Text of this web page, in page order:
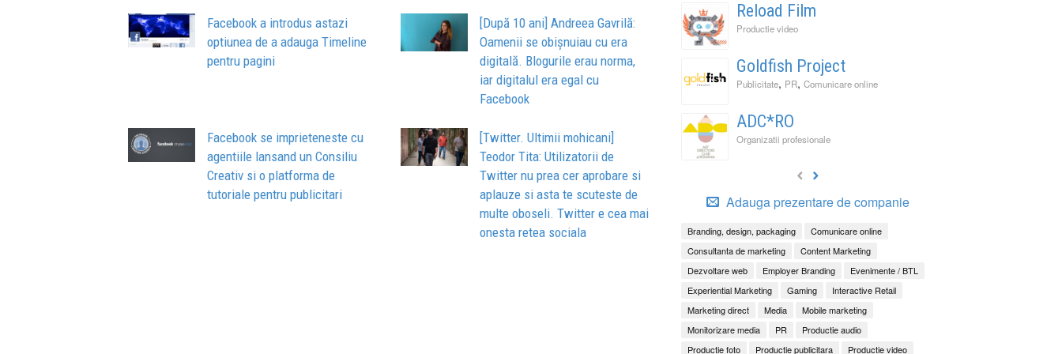
Facebook a introdus astazi
optiunea de a adauga Timeline
pentru pagini
[După 10 ani] Andreea Gavrilă:
Oamenii se obișnuiau cu era
digitală. Blogurile erau norma,
iar digitalul era egal cu
Facebook
Facebook se imprieteneste cu
agentiile lansand un Consiliu
Creativ si o platforma de
tutoriale pentru publicitari
[Twitter. Ultimii mohicani]
Teodor Tita: Utilizatorii de
Twitter nu prea cer aprobare si
aplauze si asta te scuteste de
multe oboseli. Twitter e cea mai
onesta retea sociala
Reload Film
Productie video
Goldfish Project
Publicitate, PR, Comunicare online
ADC*RO
Organizatii profesionale
Adauga prezentare de companie
Branding, design, packaging
Comunicare online
Consultanta de marketing
Content Marketing
Dezvoltare web
Employer Branding
Evenimente / BTL
Experiential Marketing
Gaming
Interactive Retail
Marketing direct
Media
Mobile marketing
Monitorizare media
PR
Productie audio
Productie foto
Productie publicitara Productie video